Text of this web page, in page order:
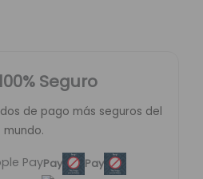
Seguro
de pago más seguros del
mundo.
Pay Pay